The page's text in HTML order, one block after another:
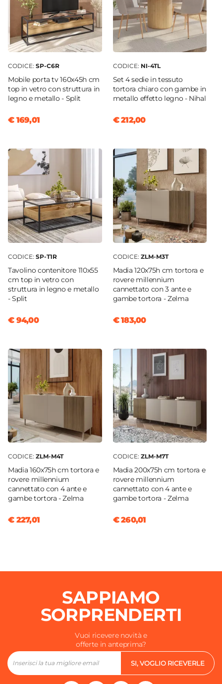
CODICE: SP-C6R
Mobile porta tv 160x45h cm
top in vetro con struttura in
legno e metallo - Split
€ 169,01
CODICE: NI-4TL
Set 4 sedie in tessuto
tortora chiaro con gambe in
metallo effetto legno - Nihal
€ 212,00
CODICE: SP-T1R
Tavolino contenitore 110x55
cm top in vetro con
struttura in legno e metallo
- Split
€ 94,00
CODICE: ZLM-M3T
Madia 120x75h cm tortora e
rovere millennium
cannettato con 3 ante e
gambe tortora - Zelma
€ 183,00
CODICE: ZLM-M4T
Madia 160x75h cm tortora e
rovere millennium
cannettato con 4 ante e
gambe tortora - Zelma
€ 227,01
CODICE: ZLM-M7T
Madia 200x75h cm tortora e
rovere millennium
cannettato con 4 ante e
gambe tortora - Zelma
€ 260,01
SAPPIAMO
SORPRENDERTI
Vuoi ricevere novità e
offerte in anteprima?
SI, VOGLIO RICEVERLE